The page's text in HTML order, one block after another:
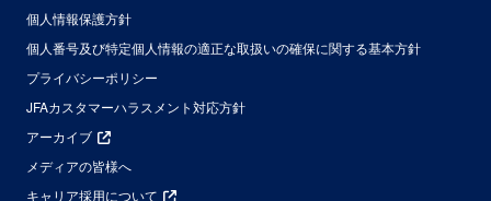
個人情報保護方針
個人番号及び特定個人情報の適正な取扱いの確保に関する基本方針
プライバシーポリシー
JFAカスタマーハラスメント対応方針
アーカイブ
メディアの皆様へ
キャリア採用について